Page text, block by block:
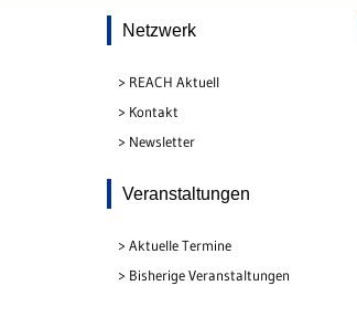
Netzwerk
REACH Aktuell
Kontakt
Newsletter
Veranstaltungen
Aktuelle Termine
Bisherige Veranstaltungen